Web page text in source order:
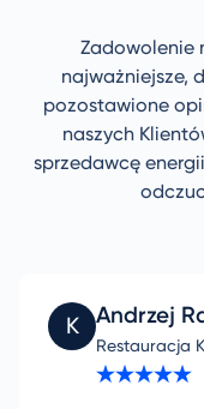
Zadowolenie
najważniejsze,
pozostawione
naszych
sprzedawcę
K Andrzej
Restauracja